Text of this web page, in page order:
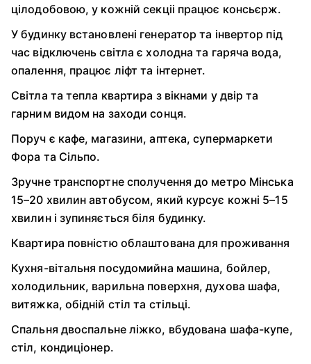
цілодобовою, у кожній секціі працює консьєрж.
У будинку встановлені генератор та інвертор під
час відключень світла є холодна та гаряча вода,
опалення, працює ліфт та інтернет.
Світла та тепла квартира з вікнами у двір та
гарним видом на заходи сонця.
Поруч є кафе, магазини, аптека, супермаркети
Фора та Сільпо.
Зручне транспортне сполучення до метро Мінська
15–20 хвилин автобусом, який курсує кожні 5–15
хвилин і зупиняється біля будинку.
Квартира повністю облаштована для проживання
Кухня-вітальня посудомийна машина, бойлер,
холодильник, варильна поверхня, духова шафа,
витяжка, обідній стіл та стільці.
Спальня двоспальне ліжко, вбудована шафа-купе,
стіл, кондиціонер.